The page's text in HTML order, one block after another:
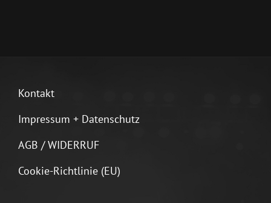
Kontakt
Impressum + Datenschutz
AGB / WIDERRUF
Cookie-Richtlinie (EU)